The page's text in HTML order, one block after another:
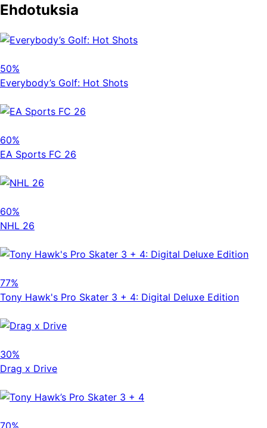
Ehdotuksia
50%
Everybody’s Golf: Hot Shots
60%
EA Sports FC 26
60%
NHL 26
77%
Tony Hawk's Pro Skater 3 + 4: Digital Deluxe Edition
30%
Drag x Drive
70%